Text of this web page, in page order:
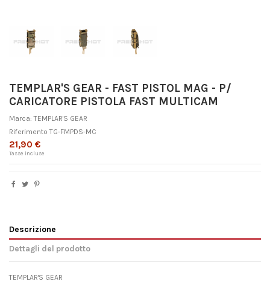
TEMPLAR'S GEAR - FAST PISTOL MAG - P/
CARICATORE PISTOLA FAST MULTICAM
Marca: TEMPLAR'S GEAR
Riferimento TG-FMPDS-MC
21,90 €
Tasse incluse
Descrizione
Dettagli del prodotto
TEMPLAR'S GEAR